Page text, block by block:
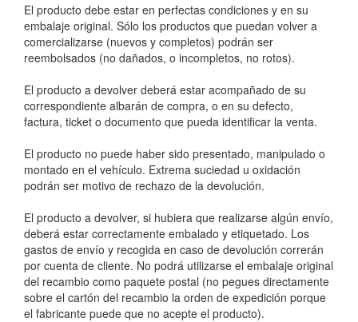
El producto debe estar en perfectas condiciones y en su
embalaje original. Sólo los productos que puedan volver a
comercializarse (nuevos y completos) podrán ser
reembolsados (no dañados, o incompletos, no rotos).
El producto a devolver deberá estar acompañado de su
correspondiente albarán de compra, o en su defecto,
factura, ticket o documento que pueda identificar la venta.
El producto no puede haber sido presentado, manipulado o
montado en el vehículo. Extrema suciedad u oxidación
podrán ser motivo de rechazo de la devolución.
El producto a devolver, si hubiera que realizarse algún envío,
deberá estar correctamente embalado y etiquetado. Los
gastos de envío y recogida en caso de devolución correrán
por cuenta de cliente. No podrá utilizarse el embalaje original
del recambio como paquete postal (no pegues directamente
sobre el cartón del recambio la orden de expedición porque
el fabricante puede que no acepte el producto).